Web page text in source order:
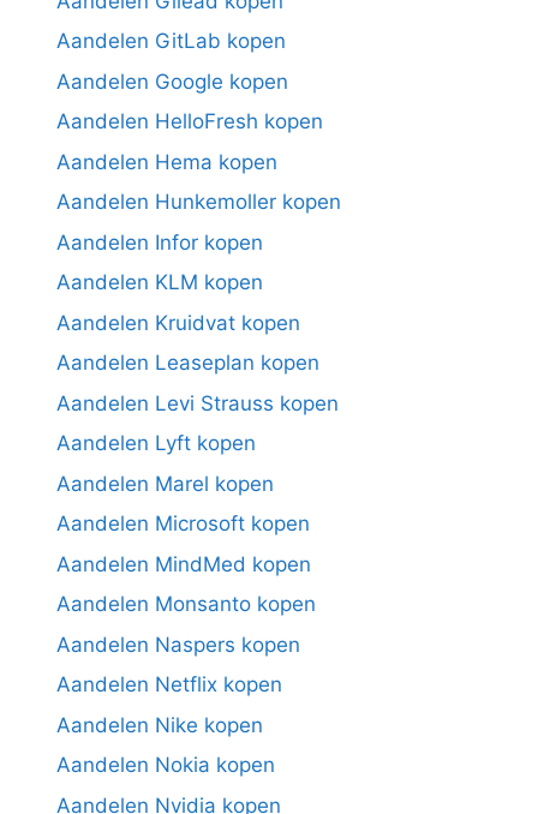
Aandelen GitLab kopen
Aandelen Google kopen
Aandelen HelloFresh kopen
Aandelen Hema kopen
Aandelen Hunkemoller kopen
Aandelen Infor kopen
Aandelen KLM kopen
Aandelen Kruidvat kopen
Aandelen Leaseplan kopen
Aandelen Levi Strauss kopen
Aandelen Lyft kopen
Aandelen Marel kopen
Aandelen Microsoft kopen
Aandelen MindMed kopen
Aandelen Monsanto kopen
Aandelen Naspers kopen
Aandelen Netflix kopen
Aandelen Nike kopen
Aandelen Nokia kopen
Aandelen Nvidia kopen